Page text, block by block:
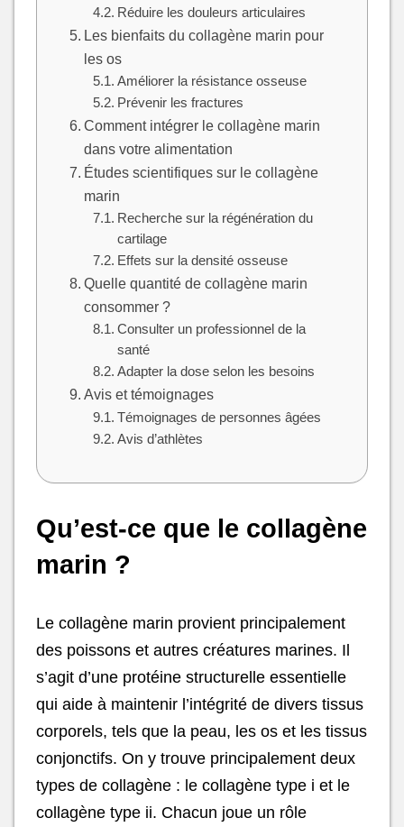
Réduire les douleurs articulaires
Les bienfaits du collagène marin pour
les os
Améliorer la résistance osseuse
Prévenir les fractures
Comment intégrer le collagène marin
dans votre alimentation
Études scientifiques sur le collagène
marin
Recherche sur la régénération du
cartilage
Effets sur la densité osseuse
Quelle quantité de collagène marin
consommer ?
Consulter un professionnel de la
santé
Adapter la dose selon les besoins
Avis et témoignages
Témoignages de personnes âgées
Avis d’athlètes
Qu’est-ce que le collagène
marin ?
Le collagène marin provient principalement
des poissons et autres créatures marines. Il
s’agit d’une protéine structurelle essentielle
qui aide à maintenir l’intégrité de divers tissus
corporels, tels que la peau, les os et les tissus
conjonctifs. On y trouve principalement deux
types de collagène : le collagène type i et le
collagène type ii. Chacun joue un rôle